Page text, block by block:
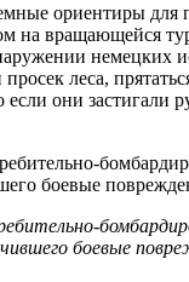
ориентиры для
на вращающейся
немецких
леса,
они застигали
боевые